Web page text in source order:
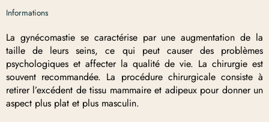
Informations
La gynécomastie se caractérise par une augmentation de la
taille de leurs seins, ce qui peut causer des problèmes
psychologiques et affecter la qualité de vie. La chirurgie est
souvent recommandée. La procédure chirurgicale consiste à
retirer l’excédent de tissu mammaire et adipeux pour donner un
aspect plus plat et plus masculin.